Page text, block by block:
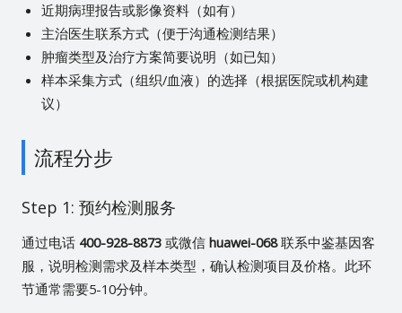
近期病理报告或影像资料（如有）
主治医生联系方式（便于沟通检测结果）
肿瘤类型及治疗方案简要说明（如已知）
样本采集方式（组织/血液）的选择（根据医院或机构建
议）
流程分步
Step 1: 预约检测服务
通过电话 400-928-8873或微信 huawei-068联系中鉴基因客
服，说明检测需求及样本类型，确认检测项目及价格。此环
节通常需要5-10分钟。